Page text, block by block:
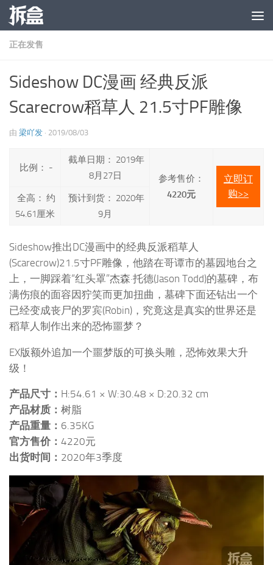
跳至内容
正在发售
Sideshow DC漫画 经典反派
Scarecrow稻草人 21.5寸PF雕像
由 梁吖发 · 2019/08/03
比例： -
截单日期： 2019年
8月27日
参考售价：
4220元
立即订
购>>
全高： 约
54.61厘米
预计到货： 2020年
9月
Sideshow推出DC漫画中的经典反派稻草人
(Scarecrow)21.5寸PF雕像，他踏在哥谭市的墓园地台之
上，一脚踩着“红头罩”杰森·托德(Jason Todd)的墓碑，布
满伤痕的面容因狞笑而更加扭曲，墓碑下面还钻出一个
已经变成丧尸的罗宾(Robin)，究竟这是真实的世界还是
稻草人制作出来的恐怖噩梦？
EX版额外追加一个噩梦版的可换头雕，恐怖效果大升
级！
产品尺寸： H:54.61 × W:30.48 × D:20.32 cm
产品材质： 树脂
产品重量： 6.35KG
官方售价： 4220元
出货时间： 2020年3季度